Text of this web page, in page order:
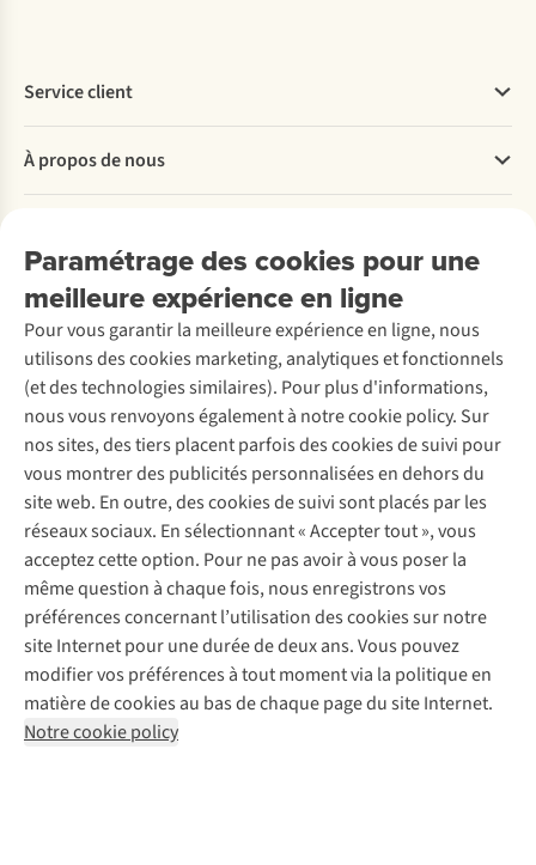
Paramétrage des cookies pour une
meilleure expérience en ligne
Pour vous garantir la meilleure expérience en ligne, nous
utilisons des cookies marketing, analytiques et fonctionnels
(et des technologies similaires). Pour plus d'informations,
nous vous renvoyons également à notre cookie policy. Sur
nos sites, des tiers placent parfois des cookies de suivi pour
vous montrer des publicités personnalisées en dehors du
site web. En outre, des cookies de suivi sont placés par les
réseaux sociaux. En sélectionnant « Accepter tout », vous
acceptez cette option. Pour ne pas avoir à vous poser la
même question à chaque fois, nous enregistrons vos
préférences concernant l’utilisation des cookies sur notre
site Internet pour une durée de deux ans. Vous pouvez
modifier vos préférences à tout moment via la politique en
matière de cookies au bas de chaque page du site Internet.
Notre cookie policy
Service client
Commander
Payer
Retourner
Rétractation d'une commande
Entretien & réparations
Garantie
Contactez-nous
À propos de nous
Entreprise responsable
À propos d’Ayacucho
Nos magasins
À propos d’A.S.Adventure
Déclaration d'accessibilité
Location / Location sports d’hiver
Seconde-main
Entretien de ski
Service de lavage
Entretien de chaussures
Réparation de chaussures
Réparation de vêtements
Retouches
Pour les entreprises
Découvrez
A.S.Magazine
Explore Camp
Expertise & conseils
Abonnez-vous à la newsletter
Suivez-nous
Mentions légales
Politique de confidentialité
Conditions générales
Cookie Policy